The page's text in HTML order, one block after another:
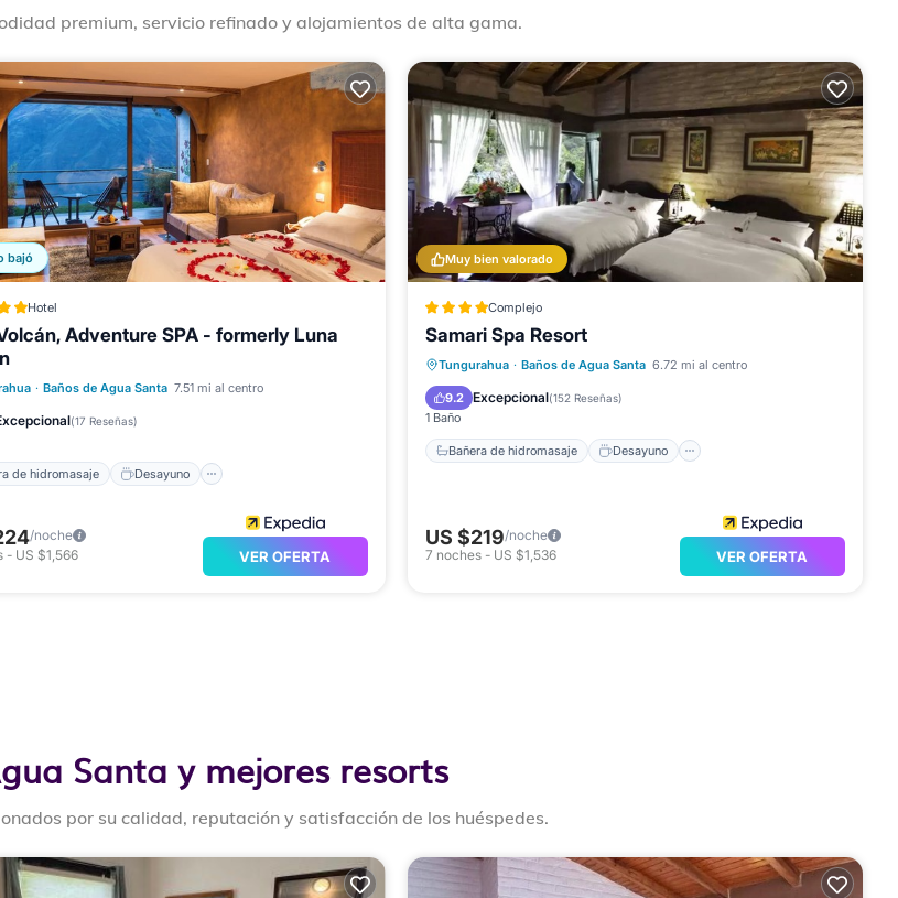
premium, servicio refinado y alojamientos de alta gama.
bajó
Hotel
Adventure SPA - formerly Luna
· Baños de Agua Santa 7.51 mi al centro
(17 Reseñas)
de hidromasaje Desayuno
Bañera de hidromasaje
Desayuno
Piscina
Spa
/noche
- US $1,566 VER OFERTA
Muy bien valorado
Complejo
Samari Spa Resort
Tungurahua · Baños de Agua Santa 6.72 mi al centro
9.2 Excepcional(152 Reseñas)
1 Baño
Bañera de hidromasaje Desayuno
Bañera de hidromasaje
Desayuno
Aparcamiento
US $219/noche
7 noches- US $1,536 VER OFERTA
Santa y mejores resorts
por su calidad, reputación y satisfacción de los huéspedes.